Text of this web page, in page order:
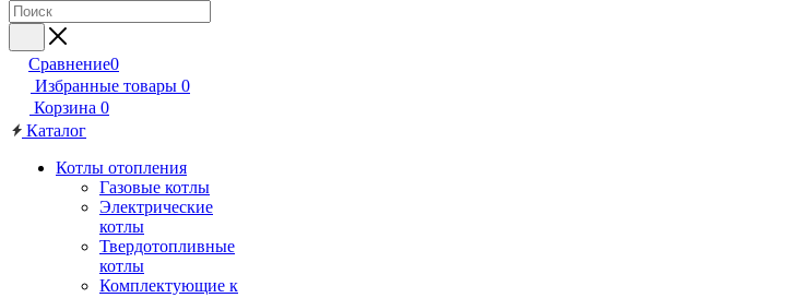
Сравнение0
Избранные товары 0
Корзина 0
Каталог
Котлы отопления
Газовые котлы
Электрические
котлы
Твердотопливные
котлы
Комплектующие к